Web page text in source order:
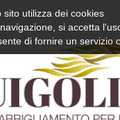
sito utilizza dei cookies
si accetta
di fornire un servizio